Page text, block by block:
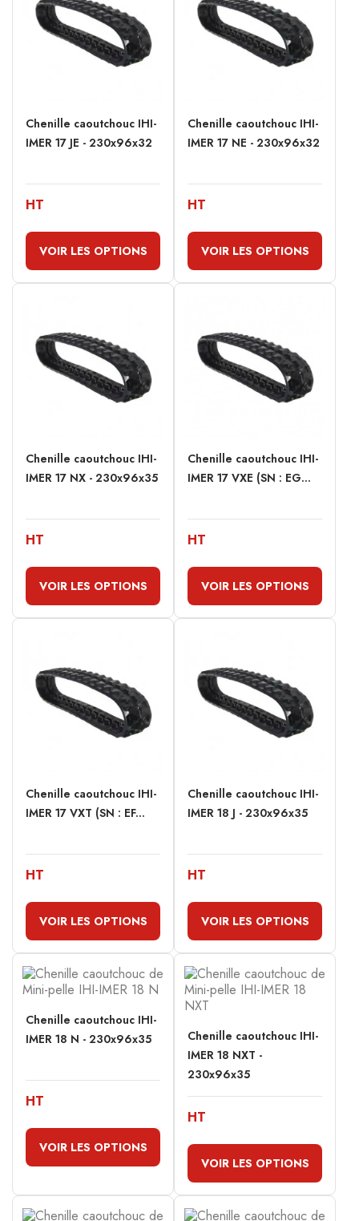
Chenille caoutchouc IHI-
IMER 17 JE - 230x96x32
HT
VOIR LES OPTIONS
Chenille caoutchouc IHI-
IMER 17 NE - 230x96x32
HT
VOIR LES OPTIONS
Chenille caoutchouc IHI-
IMER 17 NX - 230x96x35
HT
VOIR LES OPTIONS
Chenille caoutchouc IHI-
IMER 17 VXE (SN : EG...
HT
VOIR LES OPTIONS
Chenille caoutchouc IHI-
IMER 17 VXT (SN : EF...
HT
VOIR LES OPTIONS
Chenille caoutchouc IHI-
IMER 18 J - 230x96x35
HT
VOIR LES OPTIONS
Chenille caoutchouc IHI-
IMER 18 N - 230x96x35
HT
VOIR LES OPTIONS
Chenille caoutchouc IHI-
IMER 18 NXT -
230x96x35
HT
VOIR LES OPTIONS